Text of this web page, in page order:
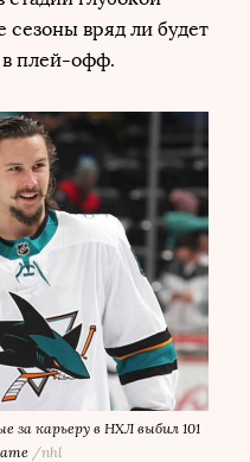
вряд ли будет
в плей-офф.
за карьеру в НХЛ выбил 101
/nhl